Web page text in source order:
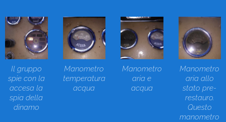
Il gruppo
spie con la
accesa la
spia della
dinamo
Manometro
temperatura
acqua
Manometro
aria e
acqua
Manometro
aria allo
stato pre-
restauro.
Questo
manometro